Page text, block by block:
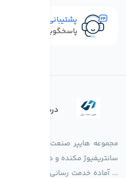
پشتیبانی سریع
پاسخگویی سریع به
درباره فروشگاه
مجموعه هایپر صنعت ایران در امر
سانتریفیوژ مکنده و دمنده آکسیال،
... آماده خدمت رسانی به شرکت های